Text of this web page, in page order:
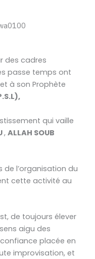
des cadres
passe temps ont
à son Prophète
qui vaille
, ALLAH SOUB
de l’organisation du
cette activité au
de toujours élever
aigu des
placée en
improvisation, et